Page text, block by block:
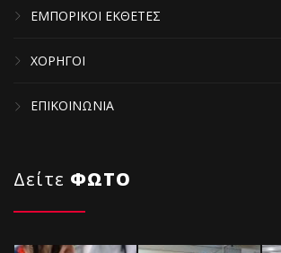
ΕΜΠΟΡΙΚΟΙ ΕΚΘΕΤΕΣ
ΧΟΡΗΓΟΙ
ΕΠΙΚΟΙΝΩΝΙΑ
Δείτε ΦΩΤΟ